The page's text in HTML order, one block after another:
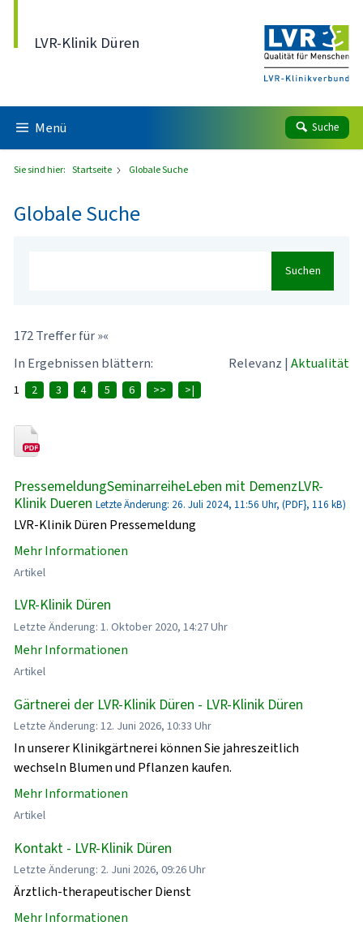
LVR-Klinik Düren
Menü Suche
Sie sind hier: Startseite Globale Suche
Globale Suche
Suchen
172 Treffer für »«
In Ergebnissen blättern:
Relevanz | Aktualität
1 2 3 4 5 6 >> >|
PressemeldungSeminarreiheLeben mit DemenzLVR-
Klinik Dueren Letzte Änderung: 26. Juli 2024, 11:56 Uhr, (PDF}, 116 kB)
LVR-Klinik Düren Pressemeldung
Mehr Informationen
Artikel
LVR-Klinik Düren
Letzte Änderung: 1. Oktober 2020, 14:27 Uhr
Mehr Informationen
Artikel
Gärtnerei der LVR-Klinik Düren - LVR-Klinik Düren
Letzte Änderung: 12. Juni 2026, 10:33 Uhr
In unserer Klinikgärtnerei können Sie jahreszeitlich
wechseln Blumen und Pflanzen kaufen.
Mehr Informationen
Artikel
Kontakt - LVR-Klinik Düren
Letzte Änderung: 2. Juni 2026, 09:26 Uhr
Ärztlich-therapeutischer Dienst
Mehr Informationen